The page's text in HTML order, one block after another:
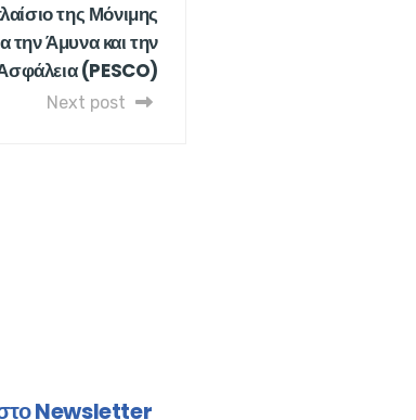
της Μόνιμης
την Άμυνα και την
(PESCO)
Next post
Newsletter